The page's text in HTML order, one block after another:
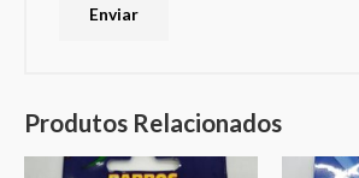
Produtos Relacionados